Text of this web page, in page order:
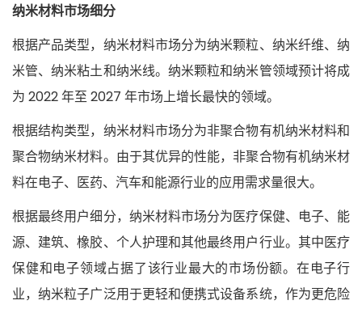
纳米材料市场细分
根据产品类型，纳米材料市场分为纳米颗粒、纳米纤维、纳
米管、纳米粘土和纳米线。纳米颗粒和纳米管领域预计将成
为 2022 年至 2027 年市场上增长最快的领域。
根据结构类型，纳米材料市场分为非聚合物有机纳米材料和
聚合物纳米材料。由于其优异的性能，非聚合物有机纳米材
料在电子、医药、汽车和能源行业的应用需求量很大。
根据最终用户细分，纳米材料市场分为医疗保健、电子、能
源、建筑、橡胶、个人护理和其他最终用户行业。其中医疗
保健和电子领域占据了该行业最大的市场份额。在电子行
业，纳米粒子广泛用于更轻和便携式设备系统，作为更危险